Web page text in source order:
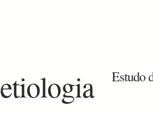
etiologia Estudo